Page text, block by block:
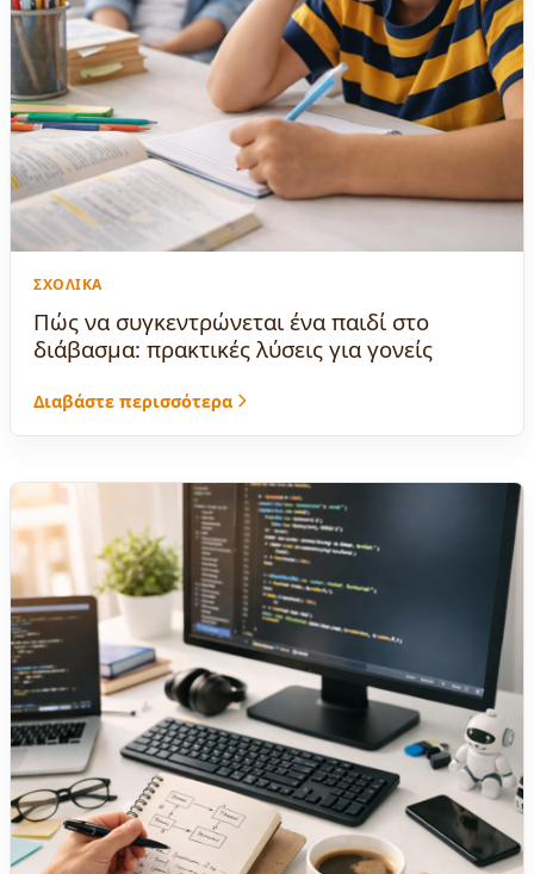
ΣΧΟΛΙΚΆ
Πώς να συγκεντρώνεται ένα παιδί στο
διάβασμα: πρακτικές λύσεις για γονείς
Διαβάστε περισσότερα